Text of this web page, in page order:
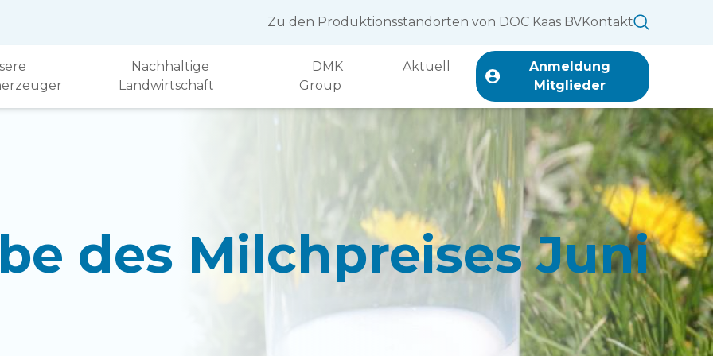
Zu den Produktionsstandorten von DOC Kaas BVKontakt
Nachhaltige
Landwirtschaft
DMK
Group
Aktuell
Anmeldung
Mitglieder
des Milchpreises Juni